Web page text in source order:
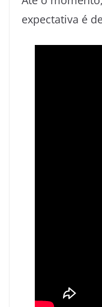
expectativa é